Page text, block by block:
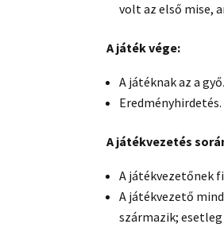
volt az első mise,
A játék vége:
A játéknak az a
Eredményhirdetés.
A játékvezetés
A játékvezetőnek
A játékvezető
származik;